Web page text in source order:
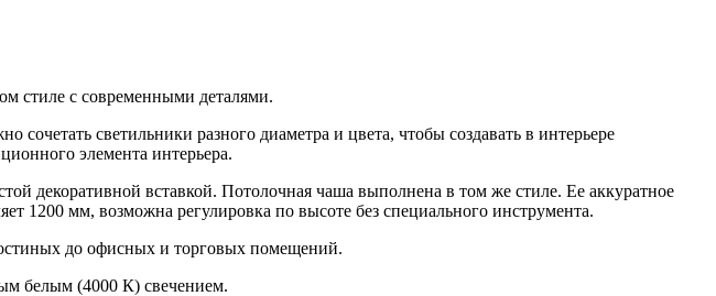
стиле с современными деталями.
светильники разного диаметра и цвета, чтобы создавать в интерьере
элемента интерьера.
декоративной вставкой. Потолочная чаша выполнена в том же стиле. Ее аккуратное
1200 мм, возможна регулировка по высоте без специального инструмента.
до офисных и торговых помещений.
белым (4000 К) свечением.